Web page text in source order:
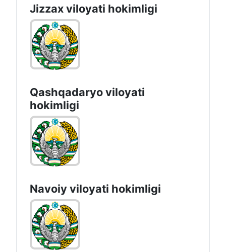
Jizzах vilоyati hоkimligi
Qashqadaryo viloyati
hоkimligi
Navoiy vilоyati hоkimligi